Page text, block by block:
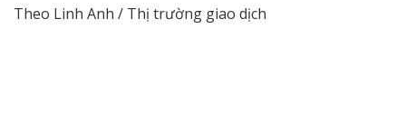
Theo Linh Anh / Thị trường giao dịch